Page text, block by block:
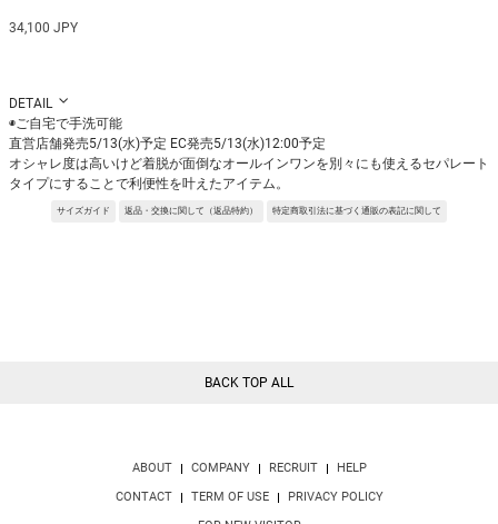
34,100 JPY
DETAIL
◉ご自宅で手洗可能
直営店舗発売5/13(水)予定 EC発売5/13(水)12:00予定
オシャレ度は高いけど着脱が面倒なオールインワンを別々にも使えるセパレート
タイプにすることで利便性を叶えたアイテム。
インナーいらず1枚で着れるカップ付きが嬉しいポイント。
※トルソ着用画像の色味が実物に近いです。但し、お使いの端末により表示され
サイズガイド 返品・交換に関して（返品特約） 特定商取引法に基づく通販の表記に関して
BACK TOP ALL
ABOUT COMPANY RECRUIT
HELP
CONTACT
TERM OF USE
PRIVACY POLICY